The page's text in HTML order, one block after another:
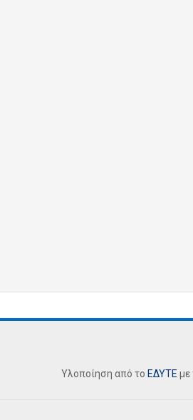
Υλοποίηση από το ΕΔΥΤΕ με